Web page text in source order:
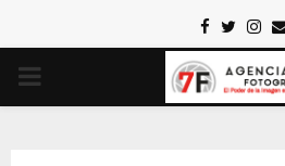
PRIMARY